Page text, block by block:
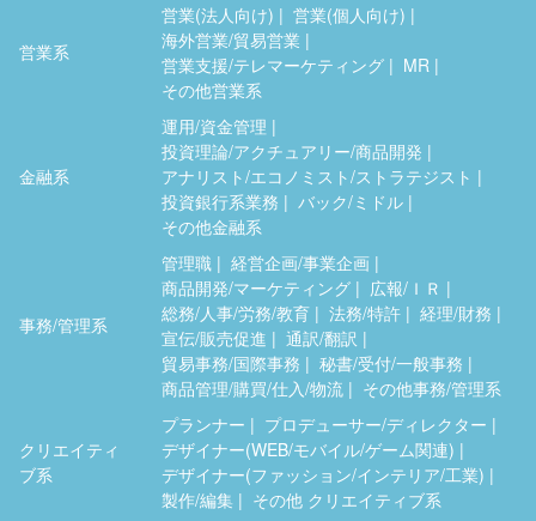
営業系
営業(法人向け)
営業(個人向け)
海外営業/貿易営業
営業支援/テレマーケティング
MR
その他営業系
金融系
運用/資金管理
投資理論/アクチュアリー/商品開発
アナリスト/エコノミスト/ストラテジスト
投資銀行系業務
バック/ミドル
その他金融系
事務/管理系
管理職
経営企画/事業企画
商品開発/マーケティング
広報/ＩＲ
総務/人事/労務/教育
法務/特許
経理/財務
宣伝/販売促進
通訳/翻訳
貿易事務/国際事務
秘書/受付/一般事務
商品管理/購買/仕入/物流
その他事務/管理系
クリエイティ
ブ系
プランナー
プロデューサー/ディレクター
デザイナー(WEB/モバイル/ゲーム関連)
デザイナー(ファッション/インテリア/工業)
製作/編集
その他 クリエイティブ系